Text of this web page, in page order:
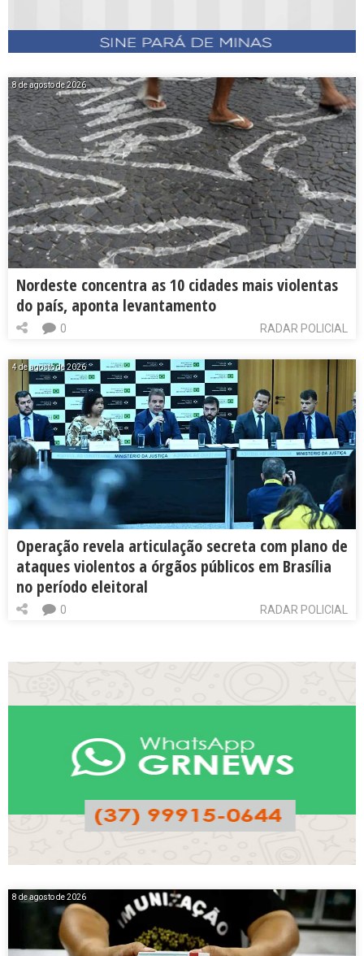
8 de agosto de 2026
Nordeste concentra as 10 cidades mais violentas
do país, aponta levantamento
RADAR POLICIAL
0
4 de agosto de 2026
Operação revela articulação secreta com plano de
ataques violentos a órgãos públicos em Brasília
no período eleitoral
RADAR POLICIAL
0
8 de agosto de 2026